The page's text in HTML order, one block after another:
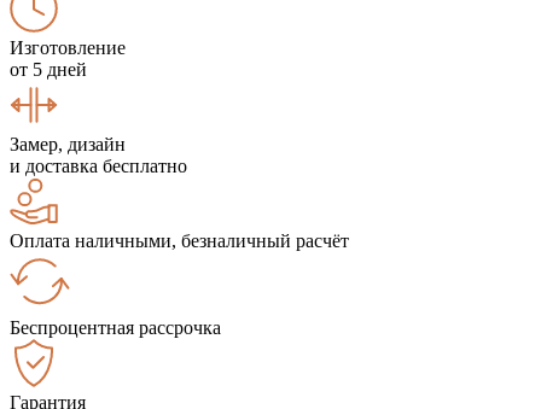
Изготовление
от 5 дней
Замер, дизайн
и доставка бесплатно
Оплата наличными, безналичный расчёт
Беспроцентная рассрочка
Гарантия